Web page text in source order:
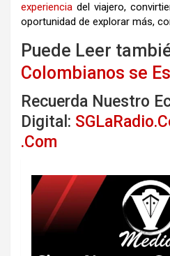
experiencia del viajero,
oportunidad de explorar más,
Puede Leer
Colombianos se
Recuerda Nuestro
Digital:
.Com